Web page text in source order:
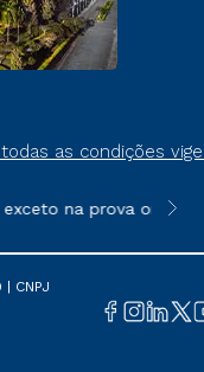
as condições
na prova on-
CNPJ